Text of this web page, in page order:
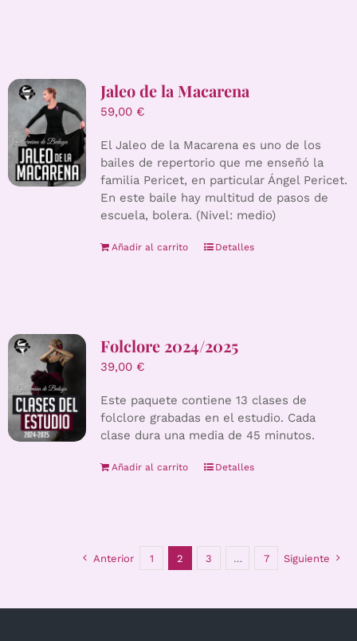
Jaleo de la Macarena
59,00 €
El Jaleo de la Macarena es uno de los
bailes de repertorio que me enseñó la
familia Pericet, en particular Ángel Pericet.
En este baile hay multitud de pasos de
escuela, bolera. (Nivel: medio)
Añadir al carrito Detalles
Folclore 2024/2025
39,00 €
Este paquete contiene 13 clases de
folclore grabadas en el estudio. Cada
clase dura una media de 45 minutos.
Añadir al carrito Detalles
Anterior 1 2 3 … 7 Siguiente